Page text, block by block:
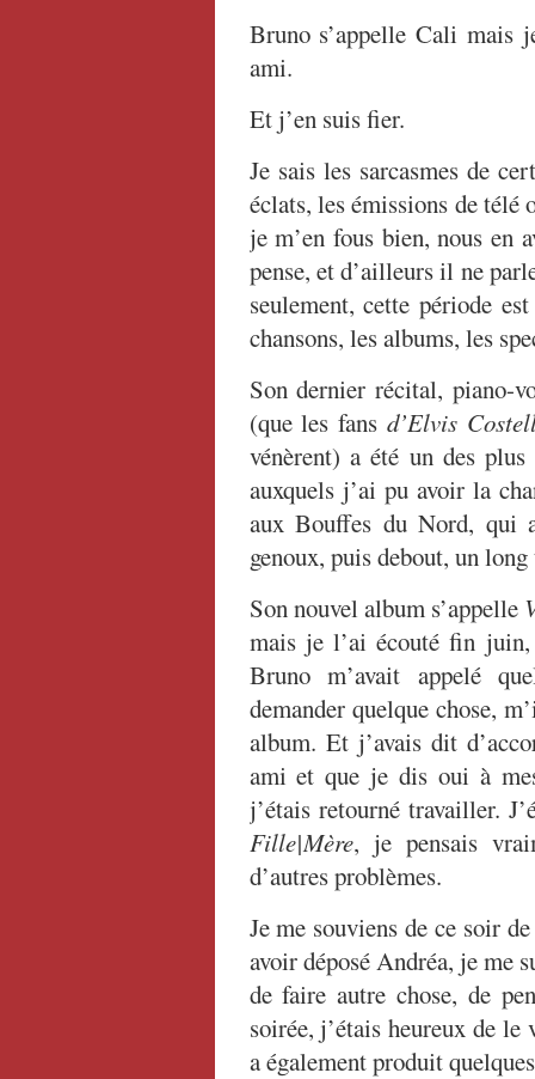
Bruno s’appelle Cali mais
ami.
Et j’en suis fier.
Je sais les sarcasmes de
éclats, les émissions de télé
je m’en fous bien, nous en
pense, et d’ailleurs il ne
seulement, cette période
chansons, les albums, les
Son dernier récital, piano-
(que les fans d’Elvis
vénèrent) a été un des
auxquels j’ai pu avoir la
aux Bouffes du Nord, qui
genoux, puis debout, un long
Son nouvel album s’appelle
mais je l’ai écouté fin juin,
Bruno m’avait appelé
demander quelque chose,
album. Et j’avais dit
ami et que je dis oui à
j’étais retourné travailler.
Fille|Mère, je pensais
d’autres problèmes.
Je me souviens de ce soir
avoir déposé Andréa, je me
de faire autre chose, de
soirée, j’étais heureux de
a également produit